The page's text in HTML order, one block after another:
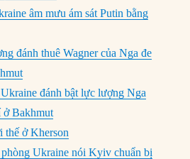
âm mưu ám sát Putin bằng
đánh thuê Wagner của Nga đe
đánh bật lực lượng Nga
ở Bakhmut
thế ở Kherson
Ukraine nói Kyiv chuẩn bị